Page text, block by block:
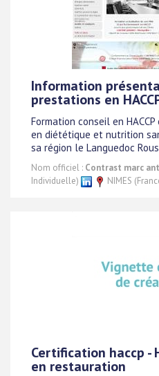
Information
prestations en
Formation conseil en
en diététique et nutrition
sa région le Languedoc
Nom officiel : Contrast marc
Individuelle)
NIMES
Certification haccp -
en restauration